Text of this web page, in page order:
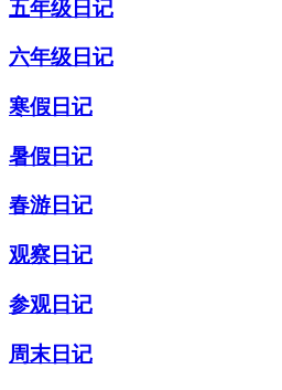
五年级日记
六年级日记
寒假日记
暑假日记
春游日记
观察日记
参观日记
周末日记